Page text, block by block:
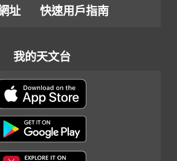
址
快速用戶指南
我的天文台